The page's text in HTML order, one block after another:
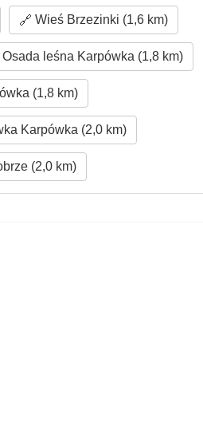
Wieś Brzezinki (1,6 km)
Osada leśna Karpówka (1,8 km)
(1,8 km)
Karpówka (2,0 km)
(2,0 km)